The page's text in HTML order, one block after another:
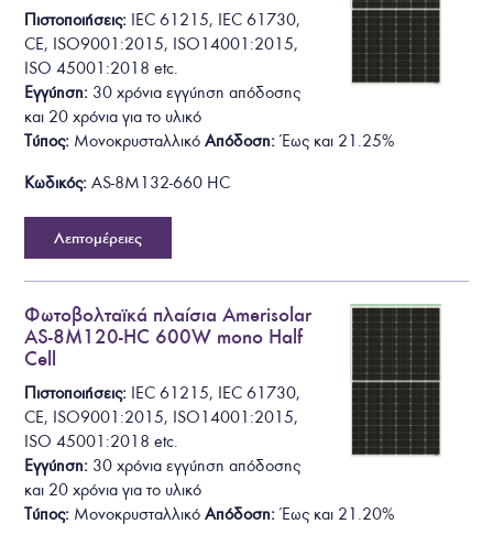
Πιστοποιήσεις: EC 61 215, EC 61 730,
CE, SO9001 :2015, SO14001 :2015,
ISO 45001:2018 etc.
Εγγύηση: 30 χρόνια εγγύηση απόδοσης
και 20 χρόνια για το υλικό
Τύπος: ΜονοκρυσταλλικόΑπόδοση:Έως και 21 .25%
Κωδικός: AS-8M132-660 HC
Λεπτομέρειες
Φωτοβολταϊκά πλαίσια Amerisolar
AS-8M120-HC 600W mono Half
Cell
Πιστοποιήσεις: IEC 61 215, IEC 61 730,
CE, ISO9001 :2015, ISO14001 :2015,
ISO 45001:2018 etc.
Εγγύηση: 30 χρόνια εγγύηση απόδοσης
και 20 χρόνια για το υλικό
Τύπος: ΜονοκρυσταλλικόΑπόδοση:Έως και 21 .20%